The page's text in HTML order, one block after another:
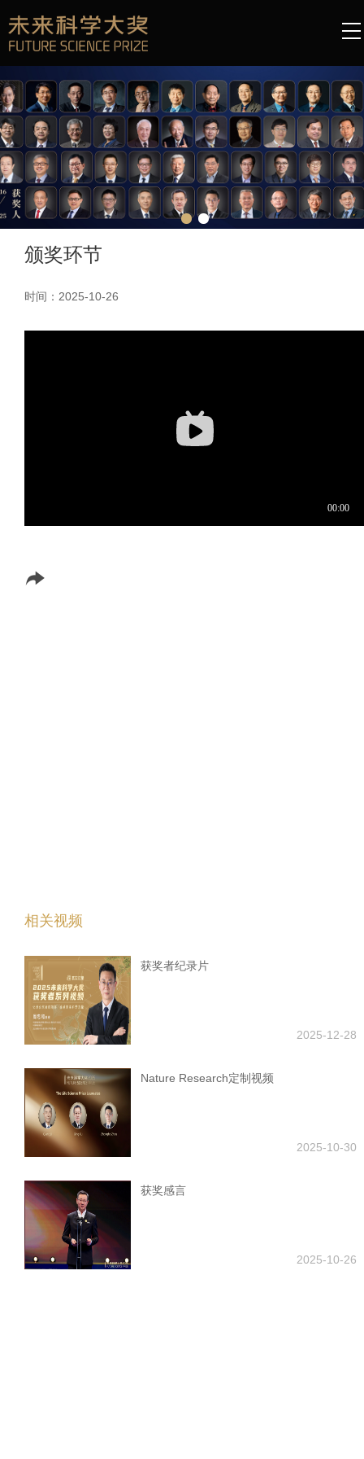
颁奖环节
时间：2025-10-26
相关视频
获奖者纪录片
2025-12-28
Nature Research定制视频
2025-10-30
获奖感言
2025-10-26